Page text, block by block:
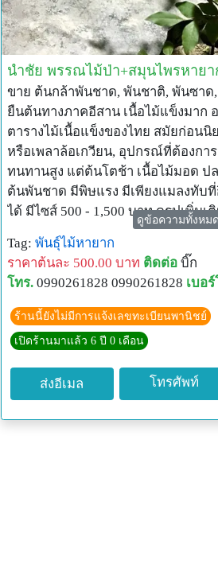
นำชัย พรรณไม้ป่า+สมุนไพรหายา
ขาย ต้นกล้าพันชาด, พันชาติ, พันซาด,
ยืนต้นทางภาคอีสาน เนื้อไม้แข็งมาก
ตารางไม้เนื้อแข็งของไทย สมัยก่อน
หรือเพลาล้อเกวียน, อุปกรณ์ที่ต้องกา
ทนทานสูง แต่ต้นโตช้า เนื้อไม้มอด ป
ต้นพันชาด มีพิษแรง มีเพียงแมลงทับ
ได้ มีไซส์ 500 - 1,500 บาท ดูรูปเพิ่มเ
และยังมีพรรณไม้หายากอื่นๆจำหน่าย
ดูข้อความทั้งหมด
Tag: พันธุ์ไม้หายาก
ราคาต้นละ 500.00 บาท ติดต่อ บิ๊ก
โทร. 0990261828 0990261828 เบอ
ร้านนี้ยังไม่มีการแจ้งเลขทะเบียนพานิชย์
เปิดร้านมาแล้ว 6 ปี 0 เดือน
ส่งอีเมล โทรศัพท์